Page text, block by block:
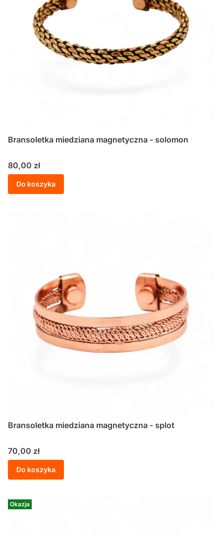
Bransoletka miedziana magnetyczna - solomon
Cena
80,00 zł
Do koszyka
Bransoletka miedziana magnetyczna - splot
Cena
70,00 zł
Do koszyka
Okazja